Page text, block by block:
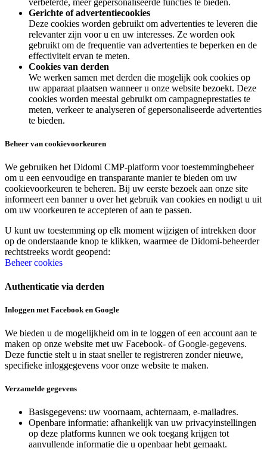
verbeterde, meer gepersonaliseerde functies te bieden.
Gerichte of advertentiecookies
Deze cookies worden gebruikt om advertenties te leveren die
relevanter zijn voor u en uw interesses. Ze worden ook
gebruikt om de frequentie van advertenties te beperken en de
effectiviteit ervan te meten.
Cookies van derden
We werken samen met derden die mogelijk ook cookies op
uw apparaat plaatsen wanneer u onze website bezoekt. Deze
cookies worden meestal gebruikt om campagneprestaties te
meten, verkeer te analyseren of gepersonaliseerde advertenties
te bieden.
Beheer van cookievoorkeuren
We gebruiken het Didomi CMP-platform voor toestemmingbeheer
om u een eenvoudige en transparante manier te bieden om uw
cookievoorkeuren te beheren. Bij uw eerste bezoek aan onze site
informeert een banner u over het gebruik van cookies en nodigt u uit
om uw voorkeuren te accepteren of aan te passen.
U kunt uw toestemming op elk moment wijzigen of intrekken door
op de onderstaande knop te klikken, waarmee de Didomi-beheerder
rechtstreeks wordt geopend:
Beheer cookies
Authenticatie via derden
Inloggen met Facebook en Google
We bieden u de mogelijkheid om in te loggen of een account aan te
maken op onze website met uw Facebook- of Google-gegevens.
Deze functie stelt u in staat sneller te registreren zonder nieuwe,
specifieke inloggegevens voor onze website te maken.
Verzamelde gegevens
Basisgegevens: uw voornaam, achternaam, e-mailadres.
Openbare informatie: afhankelijk van uw privacyinstellingen
op deze platforms kunnen we ook toegang krijgen tot
aanvullende informatie die u openbaar hebt gemaakt.